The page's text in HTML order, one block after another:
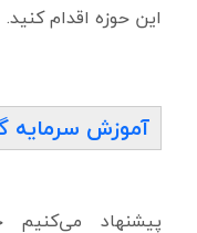
این حوزه اقدام کنید.
آموزش سرمایه
پیشنهاد